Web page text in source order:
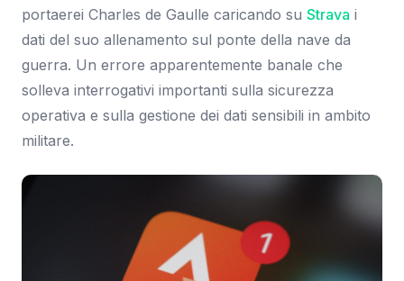
portaerei Charles de Gaulle caricando su Strava i
dati del suo allenamento sul ponte della nave da
guerra. Un errore apparentemente banale che
solleva interrogativi importanti sulla sicurezza
operativa e sulla gestione dei dati sensibili in ambito
militare.